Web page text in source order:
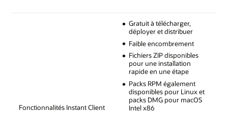
Fonctionnalités Instant Client
Gratuit à télécharger,
déployer et distribuer
Faible encombrement
Fichiers ZIP disponibles
pour une installation
rapide en une étape
Packs RPM également
disponibles pour Linux et
packs DMG pour macOS
Intel x86